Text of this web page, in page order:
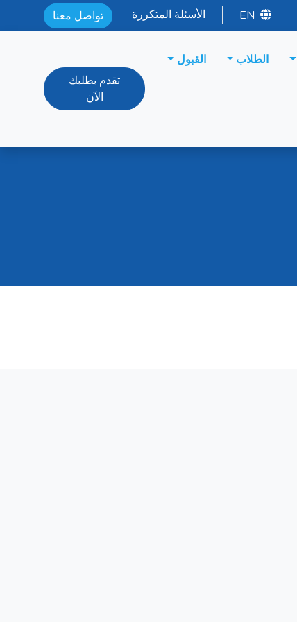
EN الأسئلة المتكررة تواصل معنا
الطلاب القبول
تقدم بطلبك
الآن